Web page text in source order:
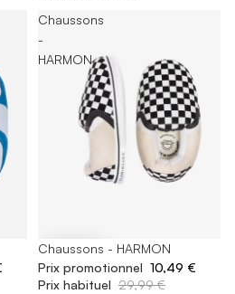
Chaussons
-
HARMON
-65%
Chaussons - HARMON
Prix promotionnel 10,49 €
Prix habituel 29,99 €